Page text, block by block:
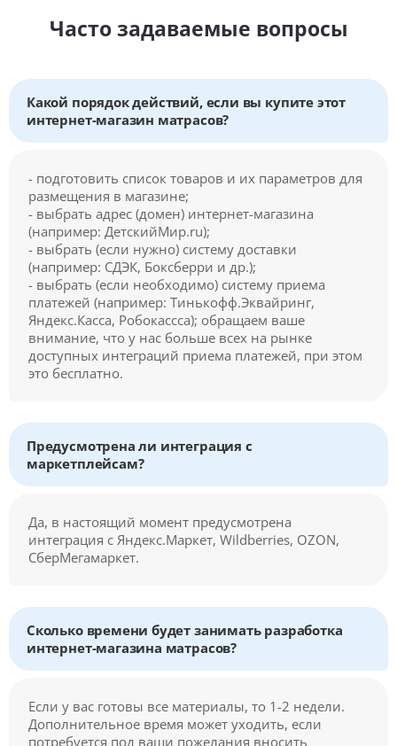
Часто задаваемые вопросы
Какой порядок действий, если вы купите этот
интернет-магазин матрасов?
- подготовить список товаров и их параметров для
размещения в магазине;
- выбрать адрес (домен) интернет-магазина
(например: ДетскийМир.ru);
- выбрать (если нужно) систему доставки
(например: СДЭК, Боксберри и др.);
- выбрать (если необходимо) систему приема
платежей (например: Тинькофф.Эквайринг,
Яндекс.Касса, Робокассса); обращаем ваше
внимание, что у нас больше всех на рынке
доступных интеграций приема платежей, при этом
это бесплатно.
Предусмотрена ли интеграция с
маркетплейсам?
Да, в настоящий момент предусмотрена
интеграция с Яндекс.Маркет, Wildberries, OZON,
СберМегамаркет.
Сколько времени будет занимать разработка
интернет-магазина матрасов?
Если у вас готовы все материалы, то 1-2 недели.
Дополнительное время может уходить, если
потребуется под ваши пожелания вносить